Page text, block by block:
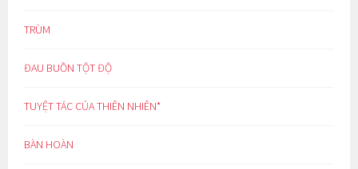
TRÙM
ĐAU BUỒN TỘT ĐỘ
TUYỆT TÁC CỦA THIÊN NHIÊN*
BÀN HOÀN